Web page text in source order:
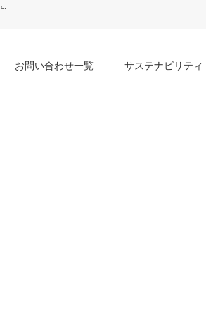
お問い合わせ一覧 サステナビリティ